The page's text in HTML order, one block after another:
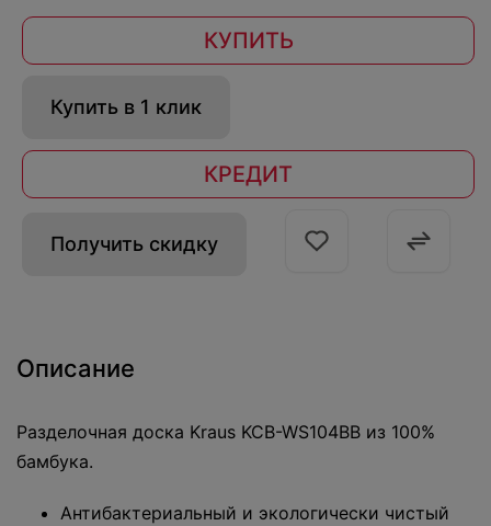
КУПИТЬ
Купить в 1 клик
КРЕДИТ
Получить скидку
Описание
Разделочная доска Kraus KCB-WS104BB из 100%
бамбука.
Антибактериальный и экологически чистый